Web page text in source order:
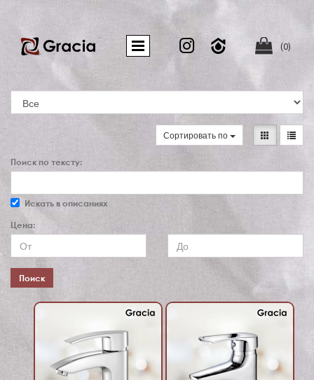
  (0)
Сортировать по
Поиск по тексту:
Искать в описаниях
Цена:
Поиск